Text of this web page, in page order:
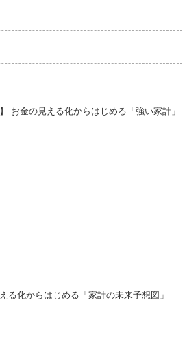
お金の見える化からはじめる「強い家計」
る化からはじめる「家計の未来予想図」